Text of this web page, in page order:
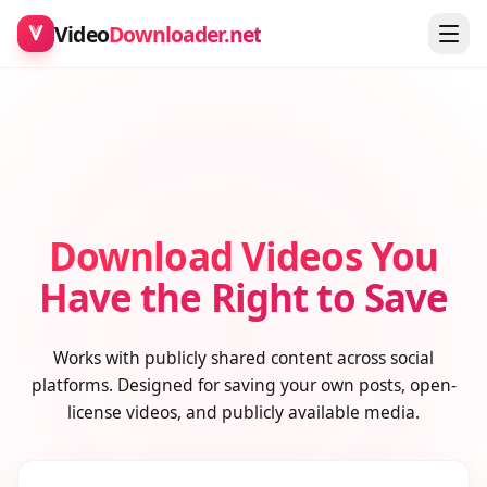
VideoDownloader.net
Download Videos You
Have the Right to Save
Works with publicly shared content across social
platforms. Designed for saving your own posts, open-
license videos, and publicly available media.